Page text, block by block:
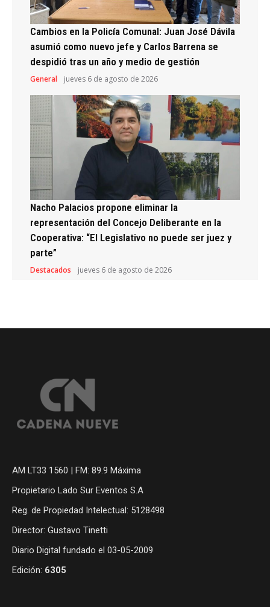
Cambios en la Policía Comunal: Juan José Dávila
asumió como nuevo jefe y Carlos Barrena se
despidió tras un año y medio de gestión
General jueves 6 de agosto de 2026
Nacho Palacios propone eliminar la
representación del Concejo Deliberante en la
Cooperativa: “El Legislativo no puede ser juez y
parte”
Destacados jueves 6 de agosto de 2026
AM LT33 1560 | FM: 89.9 Máxima
Propietario Lado Sur Eventos S.A
Reg. de Propiedad Intelectual: 5128498
Director: Gustavo Tinetti
Diario Digital fundado el 03-05-2009
Edición: 6305